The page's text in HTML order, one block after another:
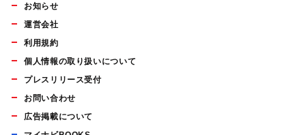
お知らせ
運営会社
利用規約
個人情報の取り扱いについて
プレスリリース受付
お問い合わせ
広告掲載について